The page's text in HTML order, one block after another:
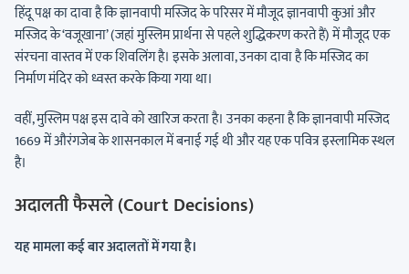
हिंदू पक्ष का दावा है कि ज्ञानवापी मस्जिद के परिसर में मौजूद ज्ञानवापी कुआं और
मस्जिद के ‘वजूखाना’ (जहां मुस्लिम प्रार्थना से पहले शुद्धिकरण करते हैं) में मौजूद एक
संरचना वास्तव में एक शिवलिंग है। इसके अलावा, उनका दावा है कि मस्जिद का
निर्माण मंदिर को ध्वस्त करके किया गया था।
वहीं, मुस्लिम पक्ष इस दावे को खारिज करता है। उनका कहना है कि ज्ञानवापी मस्जिद
1669 में औरंगजेब के शासनकाल में बनाई गई थी और यह एक पवित्र इस्लामिक स्थल
है।
अदालती फैसले (Court Decisions)
यह मामला कई बार अदालतों में गया है।